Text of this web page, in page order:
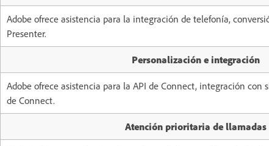
Adobe ofrece asistencia para la integración de telefonía,
Presenter.
Personalización e integración
Adobe ofrece asistencia para la API de Connect, integración
de Connect.
Atención prioritaria de llamadas